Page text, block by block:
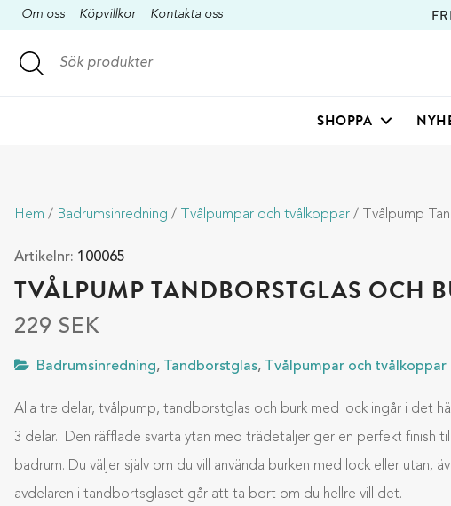
Om oss Köpvillkor Kontakta oss
SHOPPA
Hem / Badrumsinredning / Tvålpumpar och tvålkoppar / Tvålpump
Artikelnr: 100065
TVÅLPUMP TANDBORSTGLAS OCH
229 SEK
Badrumsinredning, Tandborstglas, Tvålpumpar och tvålkoppar
Alla tre delar, tvålpump, tandborstglas och burk med lock ingår i det
3 delar. Den räfflade svarta ytan med trädetaljer ger en perfekt finish
badrum. Du väljer själv om du vill använda burken med lock eller utan,
avdelaren i tandbortsglaset går att ta bort om du hellre vill det.